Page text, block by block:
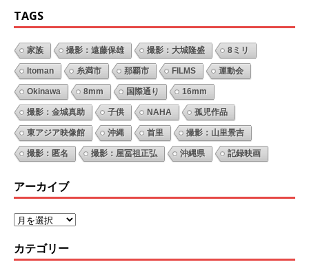
TAGS
家族 撮影：遠藤保雄 撮影：大城隆盛 8ミリ
Itoman 糸満市 那覇市 FILMS 運動会
Okinawa 8mm 国際通り 16mm
撮影：金城真助 子供 NAHA 孤児作品
東アジア映像館 沖縄 首里 撮影：山里景吉
撮影：匿名 撮影：屋冨祖正弘 沖縄県 記録映画
アーカイブ
カテゴリー